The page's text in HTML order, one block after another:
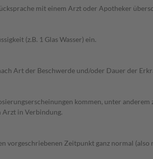
mit einem Arzt oder Apotheker
(z.B. 1 Glas Wasser) ein.
Art der Beschwerde und/oder Dauer der
kommen, unter
Arzt in Verbindung.
vorgeschriebenen Zeitpunkt ganz normal